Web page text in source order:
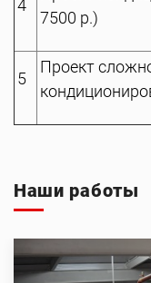
4
7500 р.)
5
Проект
Наши работы